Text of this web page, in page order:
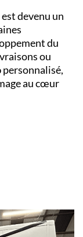
devenu un
du
ou
personnalisé,
au cœur